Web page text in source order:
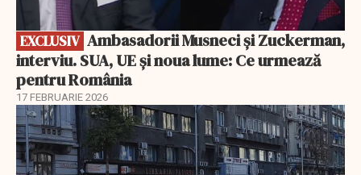
EXCLUSIV
interviu. SUA, UE și noua lume: Ce urmează
pentru România
17 FEBRUARIE 2026